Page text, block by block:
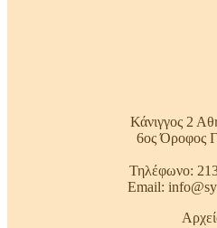
Κάνιγγος 2
6ος Όροφος
Τηλέφωνο:
Email: